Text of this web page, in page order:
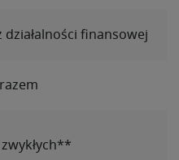
działalności finansowej